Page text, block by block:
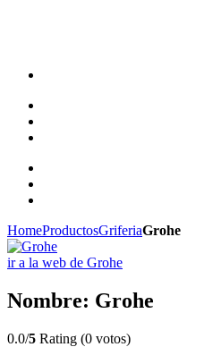
HomeProductosGriferiaGrohe
ir a la web de Grohe
Nombre: Grohe
0.0/5 Rating (0 votos)